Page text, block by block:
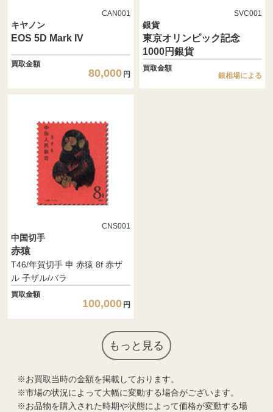
CAN001
キヤノン
EOS 5D Mark IV
買取金額
80,000 円
SVC001
銀貨
東京オリンピック記念
1000円銀貨
買取金額
銀相場による
CNS001
中国切手
赤猿
T46/年賀切手 申 赤猿 8f 赤ザ
ル 子ザル/バラ
買取金額
100,000 円
もっと見る
お買取当時の金額を掲載しております。
市場の状況によって大幅に変動する場合がございます。
お品物を購入された時期や状態によって価格が変動する場